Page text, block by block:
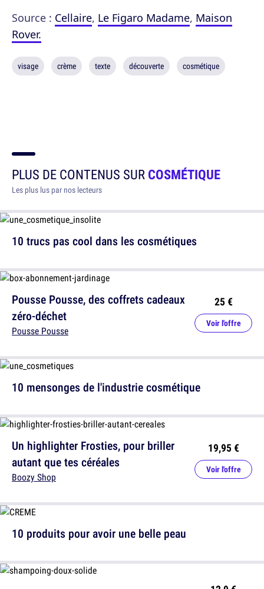
Source : Cellaire, Le Figaro Madame, Maison
Rover.
visage crème texte découverte cosmétique
PLUS DE CONTENUS SURCOSMÉTIQUE
Les plus lus par nos lecteurs
10 trucs pas cool dans les cosmétiques
Un highlighter Frosties, pour briller
autant que tes céréales
Boozy Shop
19,95 €
Voir l'offre
Pousse Pousse, des coffrets cadeaux
zéro-déchet
Pousse Pousse
25 €
Voir l'offre
10 mensonges de l'industrie cosmétique
10 produits pour avoir une belle peau